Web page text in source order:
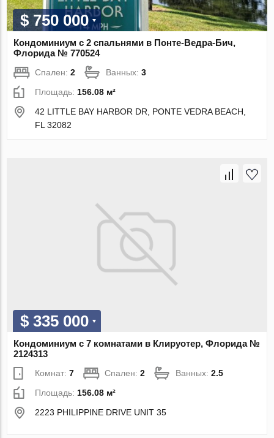
$ 750 000
Кондоминиум с 2 спальнями в Понте-Ведра-Бич,
Флорида № 770524
Спален:2 Ванных:3
Площадь:156.08 м²
42 LITTLE BAY HARBOR DR, PONTE VEDRA BEACH,
FL 32082
$ 335 000
Кондоминиум с 7 комнатами в Клируотер, Флорида №
2124313
Комнат:7 Спален:2 Ванных:2.5
Площадь: 156.08 м²
2223 PHILIPPINE DRIVE UNIT 35